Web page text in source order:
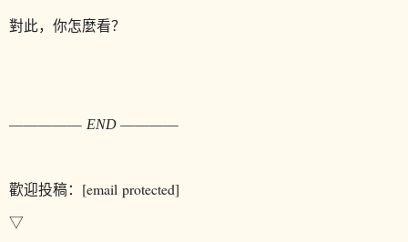
對此，你怎麼看？
————— END ————
歡迎投稿：[email protected]
▽